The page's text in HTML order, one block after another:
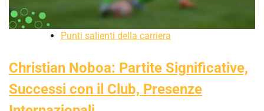
Punti salienti della carriera
Christian Noboa: Partite Significative,
Successi con il Club, Presenze